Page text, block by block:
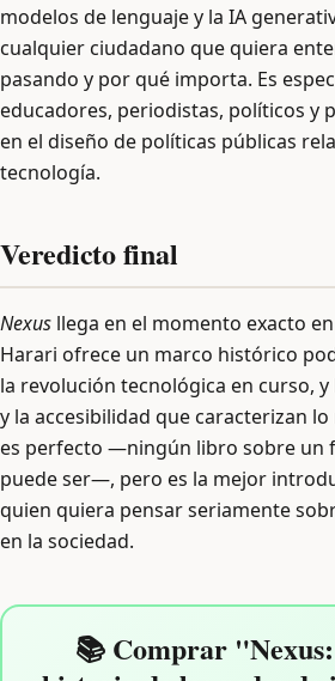
modelos de lenguaje y la IA
cualquier ciudadano que quiera
pasando y por qué importa. Es
educadores, periodistas, políticos y
en el diseño de políticas públicas
tecnología.
Veredicto final
Nexus llega en el momento exacto
Harari ofrece un marco histórico
la revolución tecnológica en curso,
y la accesibilidad que caracterizan
es perfecto —ningún libro sobre un
puede ser—, pero es la mejor
quien quiera pensar seriamente
en la sociedad.
📚 Comprar